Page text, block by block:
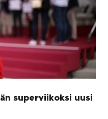
superviikoksi uusi